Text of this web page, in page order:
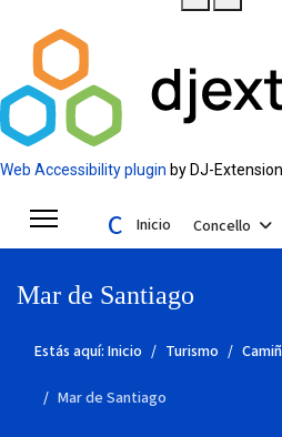
Web Accessibility plugin by DJ-
Concello de
Inicio Concello
Mar de Santiago
Estás aquí: Inicio Turismo
Mar de Santiago